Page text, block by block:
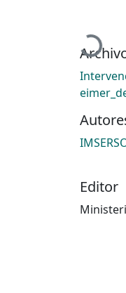
Cargando...
Editor